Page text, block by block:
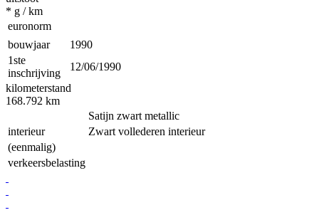
* g / km
euronorm
bouwjaar
1990
1ste
inschrijving
12/06/1990
kilometerstand
168.792 km
Satijn zwart metallic
interieur
Zwart vollederen interieur
(eenmalig)
verkeersbelasting